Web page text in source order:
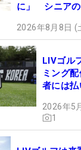
に」 シニアの
2026年8月8日 (
LIVゴル
ミング
者には
2026年5
1